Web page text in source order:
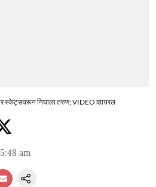
स्केट्सवरून निघाला तरुण; VIDEO व्हायरल
am